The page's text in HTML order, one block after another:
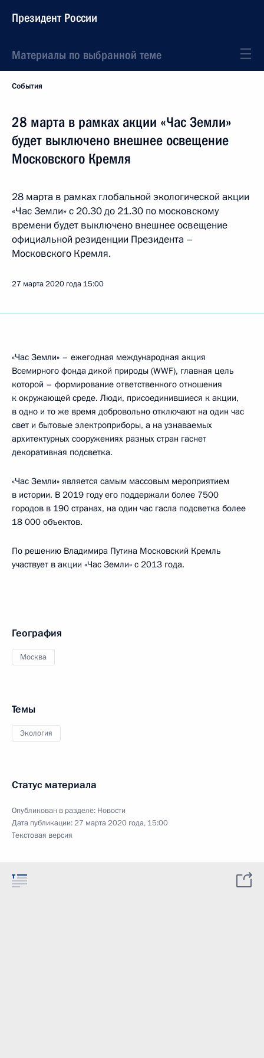
Президент России
Материалы по выбранной теме
События
28 марта в рамках акции «Час Земли»
будет выключено внешнее освещение
Московского Кремля
28 марта в рамках глобальной экологической акции
«Час Земли» с 20.30 до 21.30 по московскому
времени будет выключено внешнее освещение
официальной резиденции Президента –
Московского Кремля.
27 марта 2020 года 15:00
«Час Земли» – ежегодная международная акция
Всемирного фонда дикой природы (WWF), главная цель
которой – формирование ответственного отношения
к окружающей среде. Люди, присоединившиеся к акции,
в одно и то же время добровольно отключают на один час
свет и бытовые электроприборы, а на узнаваемых
архитектурных сооружениях разных стран гаснет
декоративная подсветка.
«Час Земли» является самым массовым мероприятием
в истории. В 2019 году его поддержали более 7500
городов в 190 странах, на один час гасла подсветка более
18 000 объектов.
По решению Владимира Путина Московский Кремль
участвует в акции «Час Земли» с 2013 года.
География
Москва
Темы
Экология
Статус материала
Опубликован в разделе: Новости
Дата публикации:27 марта 2020 года, 15:00
Текстовая версия